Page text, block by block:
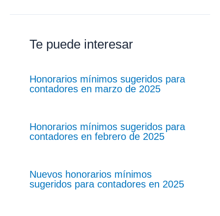
Te puede interesar
Honorarios mínimos sugeridos para
contadores en marzo de 2025
Honorarios mínimos sugeridos para
contadores en febrero de 2025
Nuevos honorarios mínimos
sugeridos para contadores en 2025